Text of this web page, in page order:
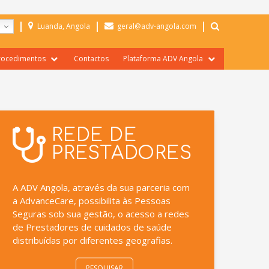
Luanda, Angola geral@adv-angola.com
Contactos Plataforma ADV Angola
Portal Prestadores
REDE DE
PRESTADORES
A ADV Angola, através da sua parceria com
a AdvanceCare, possibilita às Pessoas
Seguras sob sua gestão, o acesso a redes
de Prestadores de cuidados de saúde
distribuídas por diferentes geografias.